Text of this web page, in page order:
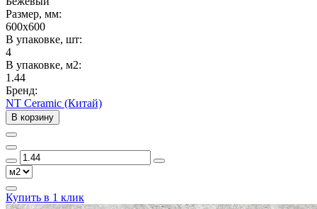
Размер, мм:
600x600
В упаковке, шт:
4
В упаковке, м2:
1.44
Бренд:
NT Ceramic (Китай)
В корзину
Купить в 1 клик